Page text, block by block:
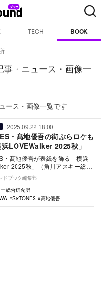
TECH BOOK
・ニュース・画像一
ース・画像一覧です
2025.09.22 18:00
・髙地優吾の街ぶらロケも
LOVEWalker 2025秋」
・髙地優吾が表紙を飾る「横浜
2025秋」（角川アスキー総合
ドブック編集部
総合研究所
SixTONES 髙地優吾